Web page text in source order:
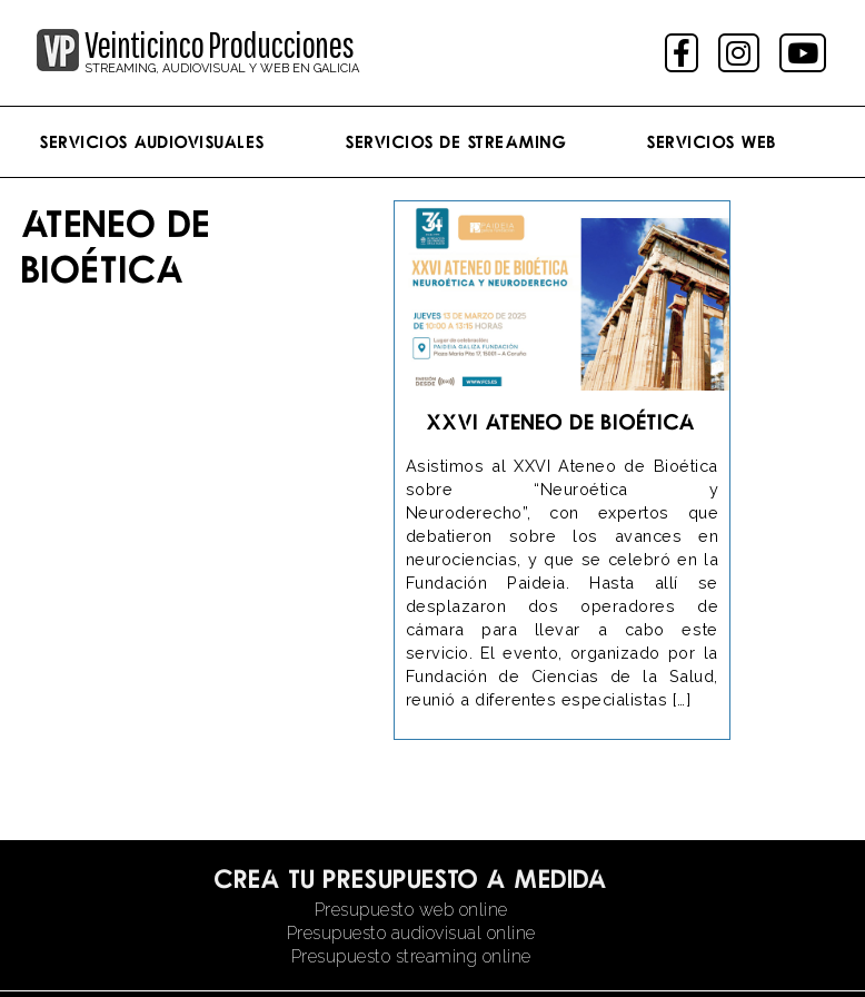
Veinticinco Producciones
STREAMING, AUDIOVISUAL Y WEB EN GALICIA
Servicios Audiovisuales Servicios de streaming Servicios Web
ATENEO DE
BIOÉTICA
XXVI Ateneo de Bioética
Asistimos al XXVI Ateneo de Bioética
sobre “Neuroética y
Neuroderecho”, con expertos que
debatieron sobre los avances en
neurociencias, y que se celebró en la
Fundación Paideia. Hasta allí se
desplazaron dos operadores de
cámara para llevar a cabo este
servicio. El evento, organizado por la
Fundación de Ciencias de la Salud,
reunió a diferentes especialistas […]
Crea tu presupuesto a medida
Presupuesto web online
Presupuesto audiovisual online
Presupuesto streaming online